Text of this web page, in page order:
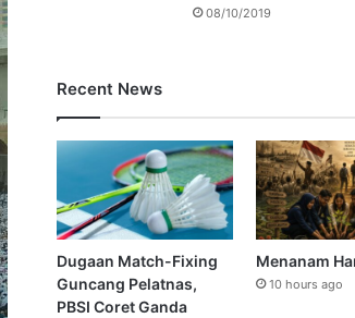
08/10/2019
Recent News
Dugaan Match-Fixing
Guncang Pelatnas,
PBSI Coret Ganda
Menanam
10 hours ago